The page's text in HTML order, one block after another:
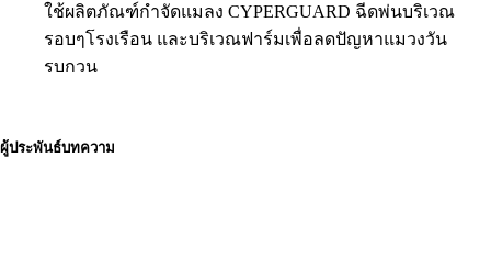
ใช้ผลิตภัณฑ์กำจัดแมลง CYPERGUARD ฉีดพ่นบริเวณ
รอบๆโรงเรือน และบริเวณฟาร์มเพื่อลดปัญหาแมวงวัน
รบกวน
ผู้ประพันธ์บทความ